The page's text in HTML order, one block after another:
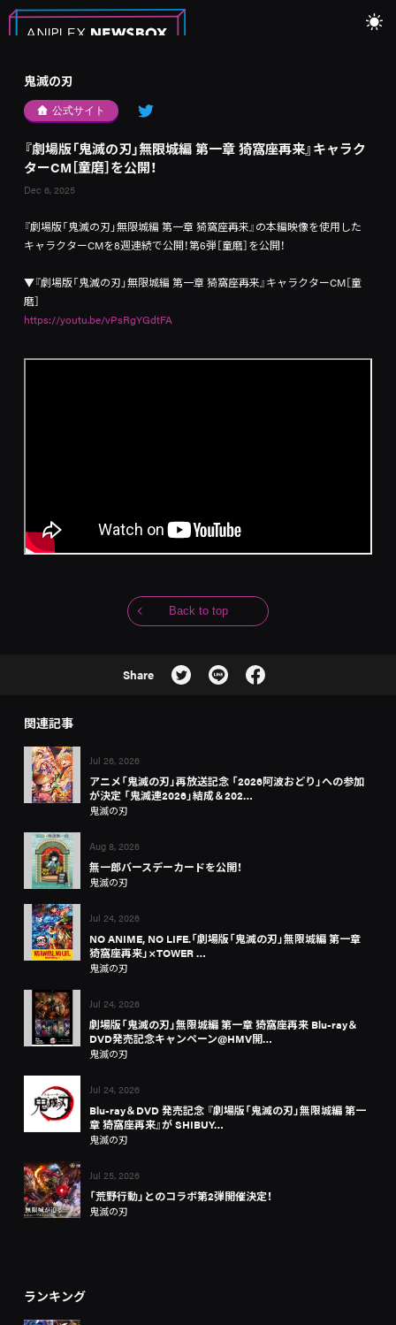
鬼滅の刃
公式サイト
『劇場版「鬼滅の刃」無限城編 第一章 猗窩座再来』キャラク
ターCM［童磨］を公開！
Dec 6, 2025
『劇場版「鬼滅の刃」無限城編 第一章 猗窩座再来』の本編映像を使用した
キャラクターCMを8週連続で公開！第6弾［童磨］を公開！
▼『劇場版「鬼滅の刃」無限城編 第一章 猗窩座再来』キャラクターCM［童
磨］
https://youtu.be/vPsRgYGdtFA
Back to top
Share
関連記事
Jul 26, 2026
アニメ「鬼滅の刃」再放送記念 「2026阿波おどり」への参加
が決定 「鬼滅連2026」結成＆202…
鬼滅の刃
Aug 8, 2026
無一郎バースデーカードを公開！
鬼滅の刃
Jul 24, 2026
NO ANIME, NO LIFE.「劇場版「鬼滅の刃」無限城編 第一章
猗窩座再来」×TOWER …
鬼滅の刃
Jul 24, 2026
劇場版「鬼滅の刃」無限城編 第一章 猗窩座再来 Blu-ray＆
DVD発売記念キャンペーン@HMV開…
鬼滅の刃
Jul 24, 2026
Blu-ray＆DVD 発売記念 『劇場版「鬼滅の刃」無限城編 第一
章 猗窩座再来』が SHIBUY…
鬼滅の刃
Jul 25, 2026
「荒野行動」とのコラボ第2弾開催決定！
鬼滅の刃
ランキング